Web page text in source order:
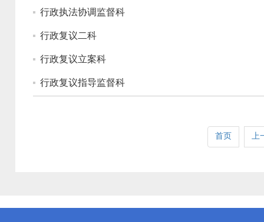
行政执法协调监督科
行政复议二科
行政复议立案科
行政复议指导监督科
首页 上